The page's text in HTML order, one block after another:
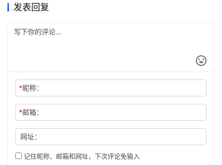
发表回复
*昵称：
*邮箱：
网址：
记住昵称、邮箱和网址，下次评论免输入